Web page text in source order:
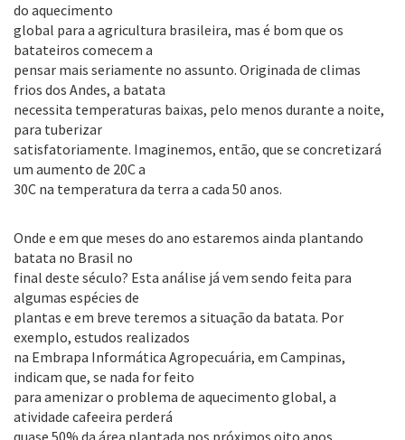
do aquecimento
global para a agricultura brasileira, mas é bom que os
batateiros comecem a
pensar mais seriamente no assunto. Originada de climas
frios dos Andes, a batata
necessita temperaturas baixas, pelo menos durante a noite,
para tuberizar
satisfatoriamente. Imaginemos, então, que se concretizará
um aumento de 20C a
30C na temperatura da terra a cada 50 anos.
Onde e em que meses do ano estaremos ainda plantando
batata no Brasil no
final deste século? Esta análise já vem sendo feita para
algumas espécies de
plantas e em breve teremos a situação da batata. Por
exemplo, estudos realizados
na Embrapa Informática Agropecuária, em Campinas,
indicam que, se nada for feito
para amenizar o problema de aquecimento global, a
atividade cafeeira perderá
quase 50% da área plantada nos próximos oito anos.